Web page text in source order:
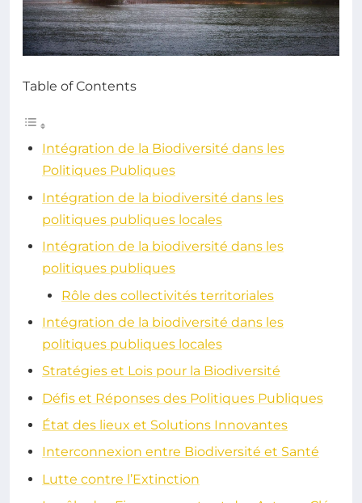
Table of Contents
Intégration de la Biodiversité dans les
Politiques Publiques
Intégration de la biodiversité dans les
politiques publiques locales
Intégration de la biodiversité dans les
politiques publiques
Rôle des collectivités territoriales
Intégration de la biodiversité dans les
politiques publiques locales
Stratégies et Lois pour la Biodiversité
Défis et Réponses des Politiques Publiques
État des lieux et Solutions Innovantes
Interconnexion entre Biodiversité et Santé
Lutte contre l’Extinction